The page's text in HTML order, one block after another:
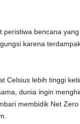
bencana
karena
Celsius lebih tinggi
dunia ingin
membidik Net